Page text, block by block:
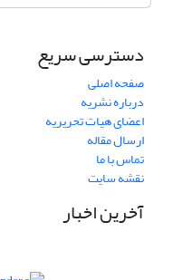
دسترسی سریع
صفحه اصلی
درباره نشریه
اعضای هیات تحریریه
ارسال مقاله
تماس با ما
نقشه سایت
آخرین اخبار